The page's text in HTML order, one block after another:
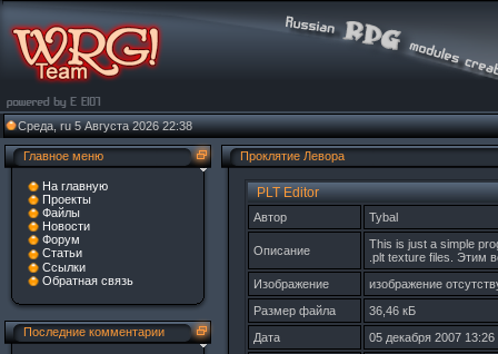
Среда, ru 5 Августа 2026 22:38
Главное меню
На главную
Проекты
Файлы
Новости
Форум
Статьи
Ссылки
Обратная связь
Последние комментарии
Проклятие Левора
PLT Editor
Автор Tybal
Описание
This is just a simple
.plt texture files. Этим
Изображение
изображение
Размер файла
36,46 кБ
Дата
05 декабря 2007 13:26